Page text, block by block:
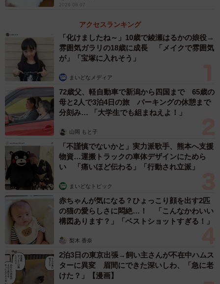
2026.08.07
アクセスランキング
「化けましたね～」10歳で綾瀬はるかの娘役→
雰囲気ガラリの18歳に成長 「メイクで雰囲気
が」「宝塚に入れそう」
まいどなメディア
72歳父、軽自動車で新潟から四国まで 65歳の
母と2人で3泊4日の旅 パーキングの休憩まで
分刻み… 「大学生でも組まねえよ！」
山岡 もと子
「不謹慎でないかと」実力派歌手、熊本へ支援
物資…運搬トラックの車体デザインにためら
い 「痛いほど伝わる」「行動され立派」
まいどなトピック
赤ちゃんが気になる？ひょっこり顔を出す2匹
の猫の愛らしさに悶絶…！ 「こんなかわいい
構図あります？」「ベストショットすぎる！」
梨木 香奈
2泊3日の東京出張→飼い主さんが不在中ハムス
ターに異変 眉間にできた深いしわ、「急に老
けた？」【漫画】